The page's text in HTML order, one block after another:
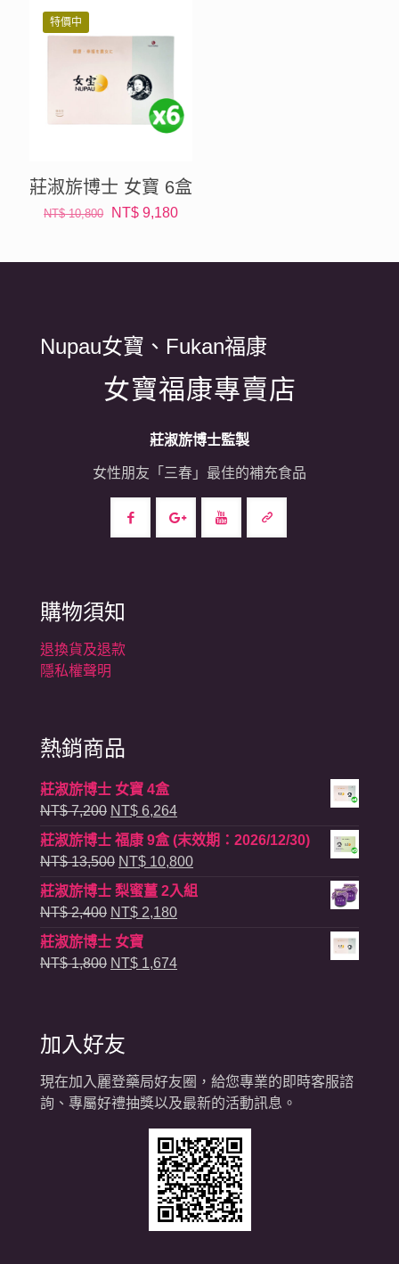
特價中
莊淑旂博士 女寶 6盒
NT$10,800 NT$ 9,180
Nupau女寶、Fukan福康
女寶福康專賣店
莊淑旂博士監製
女性朋友「三春」最佳的補充食品
購物須知
退換貨及退款
隱私權聲明
熱銷商品
莊淑旂博士 女寶 4盒
NT$7,200 NT$ 6,264
莊淑旂博士 福康 9盒 (末效期：2026/12/30)
NT$13,500 NT$ 10,800
莊淑旂博士 梨蜜薑 2入組
NT$2,400 NT$ 2,180
莊淑旂博士 女寶
NT$1,800 NT$ 1,674
加入好友
現在加入麗登藥局好友圈，給您專業的即時客服諮
詢、專屬好禮抽獎以及最新的活動訊息。